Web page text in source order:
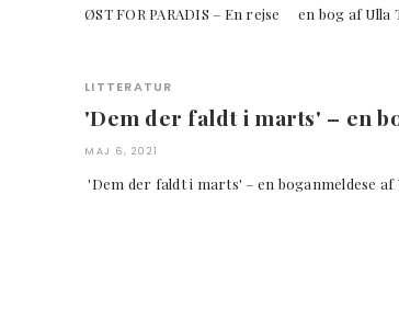
ØST FOR PARADIS – En rejse en bog
LITTERATUR
'Dem der faldt i marts' – en
MAJ 6, 2021
'Dem der faldt i marts' – en